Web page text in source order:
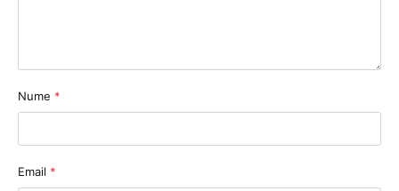
Nume *
Email *